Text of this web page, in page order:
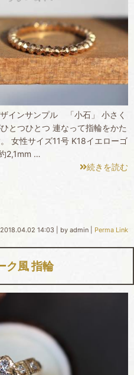
インサンプル 「小石」 小さく
とつひとつ 連なって指輪をかた
女性サイズ11号 K18イエローゴ
2,1mm …
続きを読む
2018.04.02 14:03 by admin Perma Link
ク風 指輪